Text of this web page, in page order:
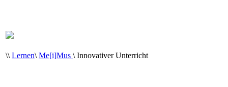
\\ Lernen\ Me[i]Mus \ Innovativer Unterricht